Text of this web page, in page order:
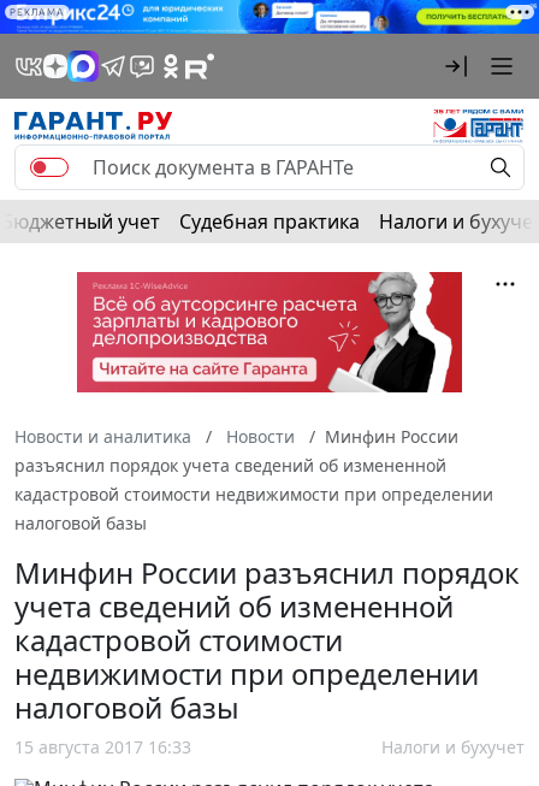
РЕКЛАМА
Бюджетный учет Судебная практика Налоги и
Новости и аналитика Новости
Минфин России
разъяснил порядок учета сведений об измененной
кадастровой стоимости недвижимости при определении
налоговой базы
Минфин России разъяснил порядок
учета сведений об измененной
кадастровой стоимости
недвижимости при определении
налоговой базы
15 августа 2017 16:33 Налоги и бухучет